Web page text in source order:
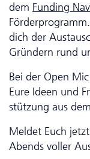
dem Funding
dich der
Gründern rund
Bei der Open
Eure Ideen und
stütz­ung aus
Meldet Euch
Abends voller